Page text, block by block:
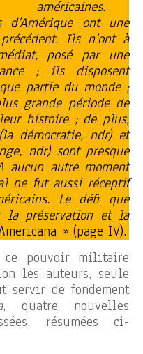
américaines.
d’Amérique ont une
Ils n’ont à
posé par une
; ils disposent
partie du monde ;
grande période de
histoire ; de plus,
démocratie, ndr) et
ndr) sont presque
aucun autre moment
ne fut aussi réceptif
Le défi que
préservation et la
» (page IV).
ce pouvoir militaire
les auteurs, seule
servir de fondement
, quatre nouvelles
résumées ci-